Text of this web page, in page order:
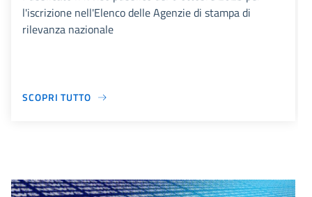
l'iscrizione nell'Elenco delle Agenzie di stampa di
rilevanza nazionale
SCOPRI TUTTO